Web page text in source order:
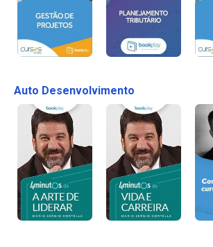
Auto Desenvolvimento